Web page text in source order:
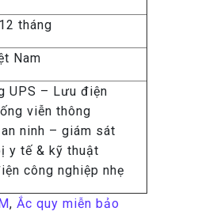
tháng
Nam
UPS – Lưu điện
viễn thông
ninh – giám sát
y tế & kỹ thuật
công nghiệp nhẹ
,Ắc quy miễn bảo